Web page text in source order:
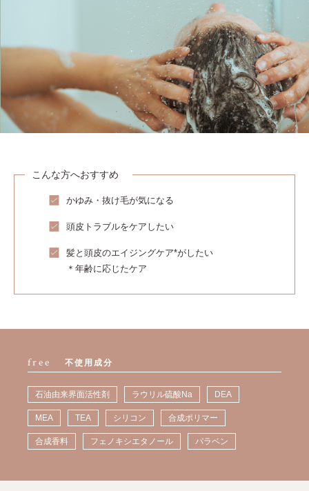
こんな方へおすすめ
かゆみ・抜け毛が気になる
頭皮トラブルをケアしたい
髪と頭皮のエイジングケア*がしたい
＊年齢に応じたケア
free 不使用成分
石油由来界面活性剤 ラウリル硫酸Na DEA
MEA TEA シリコン 合成ポリマー
合成香料 フェノキシエタノール パラベン